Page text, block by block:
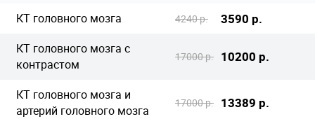
КТ головного мозга 4240 р. 3590 р.
КТ головного мозга с
контрастом
17000 р. 10200 р.
КТ головного мозга и
артерий головного мозга
17000 р. 13389 р.